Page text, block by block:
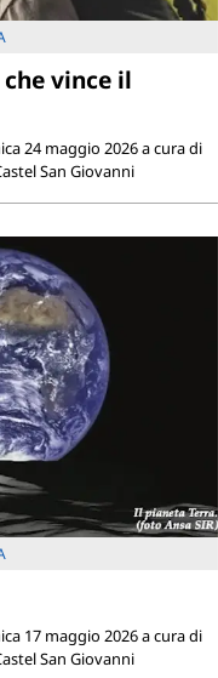
vince il
24 maggio 2026 a cura di
San Giovanni
17 maggio 2026 a cura di
San Giovanni